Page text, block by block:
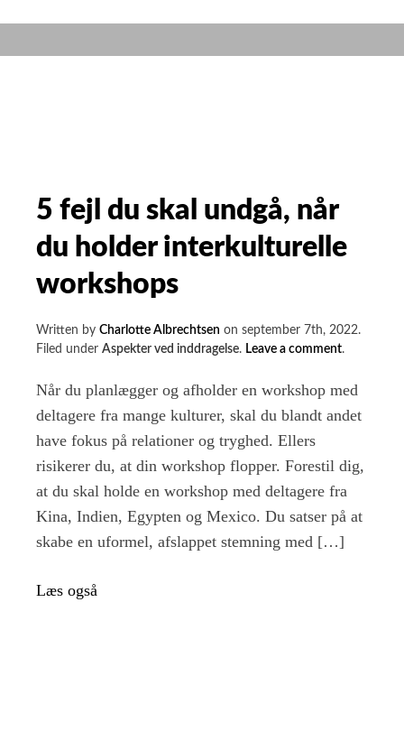
du
kvalitative
undersøgelser
5 fejl du skal undgå, når
du holder interkulturelle
workshops
Written by Charlotte Albrechtsen on september 7th, 2022.
Filed under Aspekter ved inddragelse. Leave a commenton
fejl
skal
når
holder
workshops
.
Når du planlægger og afholder en workshop med
deltagere fra mange kulturer, skal du blandt andet
have fokus på relationer og tryghed. Ellers
risikerer du, at din workshop flopper. Forestil dig,
at du skal holde en workshop med deltagere fra
Kina, Indien, Egypten og Mexico. Du satser på at
skabe en uformel, afslappet stemning med […]
Læs også